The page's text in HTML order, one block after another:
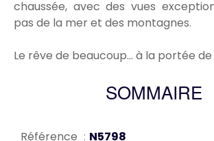
chaussée, avec des vues
pas de la mer et des montagnes.
Le rêve de beaucoup... à la portée
SOMMAIRE
Référence N5798